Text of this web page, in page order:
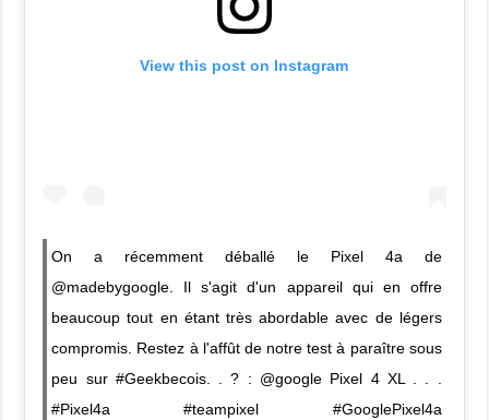
View this post on Instagram
On a récemment déballé le Pixel 4a de
@madebygoogle. Il s'agit d'un appareil qui en offre
beaucoup tout en étant très abordable avec de légers
compromis. Restez à l'affût de notre test à paraître sous
peu sur #Geekbecois. . ? : @google Pixel 4 XL . . .
#Pixel4a #teampixel #GooglePixel4a